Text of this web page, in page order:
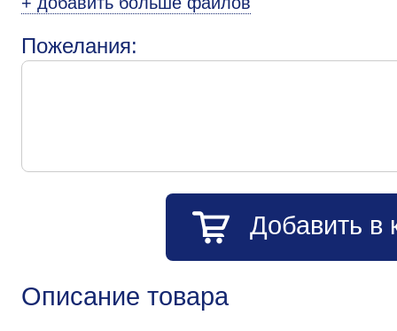
Пожелания:
Добавить в
Описание товара